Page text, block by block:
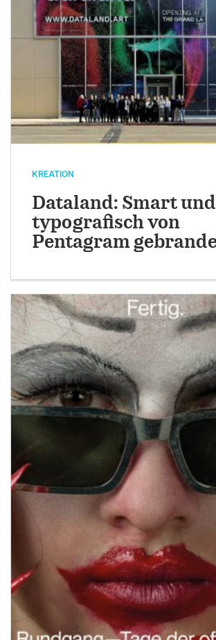
KREATION
Dataland: Smart und
typografisch von
Pentagram